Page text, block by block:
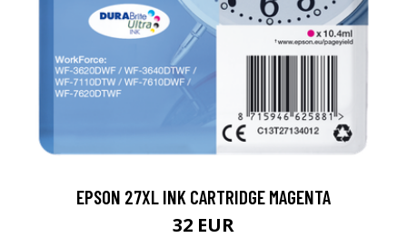
EPSON 27XL INK CARTRIDGE MAGENTA
32 EUR